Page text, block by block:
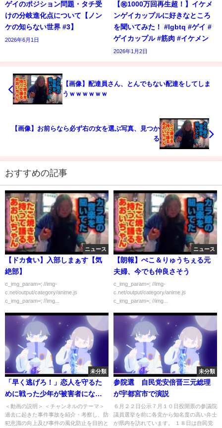
ゲイのポジション問題・タチ受
けの分岐進化点について【ノン
ケの知らない世界 #3】
2026年6月1日
【㊗️1000万回再生超！】イケメ
ンゲイカップルに好きなところ
を聞いてみた！ #lgbtq #ゲイ #
ゲイカップル #筋肉 #イケメン
2026年1月2日
【画像】配達員さん、とんでもない配達をしてしま
うｗｗｗｗｗｗ
【画像】お前らなら必ず右の女を選ぶ写真、見つか
る
おすすめの記事
ニュース
【ドカ食い】入部しまぁす【気
絶部】
c_img_param=; //img-
c.net/output/category/anime.js
c_img_param=; //img...
ニュース
【朗報】ぺこ＆りゅうちぇる元
夫婦、今でも仲良さそう
c_img_param=; //img-
c.net/output/category/anime.js
c_img_param=; //img...
未分類
「早く逃げろ！」恋人を守るた
めに戦った少年が被害者になっ
てしまった事件
＜動画の説明＞ ＜チャンネルのテーマ＞
過去に起きた事件事故を紹介・考察し、防
犯意識の向上及び事件の風化防止を目的と
未分類
参院選 自民党安倍晋三元総理
が宇都宮市で演説
６月２２日公示７月１０日投開票の参議院
議員選挙を前に各党から知名度の高い弁士
が県内を訪れています。 １８日は自民党